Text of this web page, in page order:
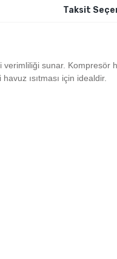
Taksit
sunar. Kompresör
ısıtması için idealdir.